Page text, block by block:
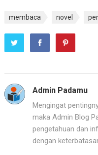
membaca novel
Admin Padamu
Mengingat
maka Admin Blog
pengetahuan dan
dengan